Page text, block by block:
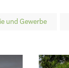
und Gewerbe